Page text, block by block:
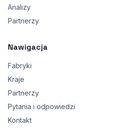
Analizy
Partnerzy
Nawigacja
Fabryki
Kraje
Partnerzy
Pytania i odpowiedzi
Kontakt